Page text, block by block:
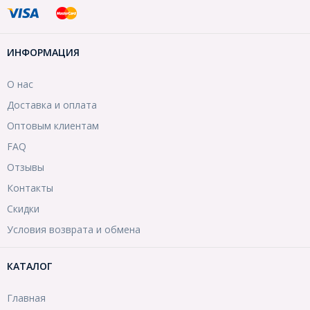
ИНФОРМАЦИЯ
О нас
Доставка и оплата
Оптовым клиентам
FAQ
Отзывы
Контакты
Скидки
Условия возврата и обмена
КАТАЛОГ
Главная